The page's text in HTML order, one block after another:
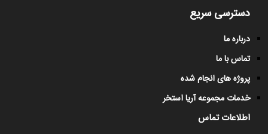
دسترسی سریع
درباره ما
تماس با ما
پروژه های انجام شده
خدمات مجموعه آریا استخر
اطلاعات تماس